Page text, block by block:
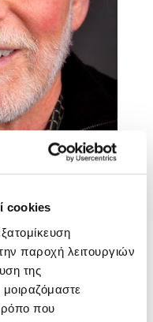
cookies
παροχή λειτουργιών
της
που
σου
Ομίλου Inventure
coaches